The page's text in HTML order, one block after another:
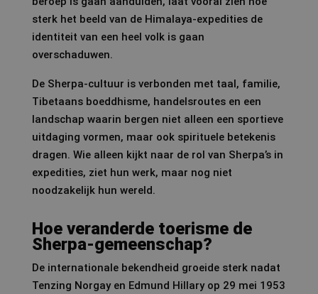
sterk het beeld van de Himalaya-expedities de
identiteit van een heel volk is gaan
overschaduwen.
De Sherpa-cultuur is verbonden met taal, familie,
Tibetaans boeddhisme, handelsroutes en een
landschap waarin bergen niet alleen een sportieve
uitdaging vormen, maar ook spirituele betekenis
dragen. Wie alleen kijkt naar de rol van Sherpa’s in
expedities, ziet hun werk, maar nog niet
noodzakelijk hun wereld.
Hoe veranderde toerisme de
Sherpa-gemeenschap?
De internationale bekendheid groeide sterk nadat
Tenzing Norgay en Edmund Hillary op 29 mei 1953